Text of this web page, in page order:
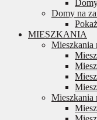
Domy na
MIESZKANIA
Mieszkania
Mieszkania